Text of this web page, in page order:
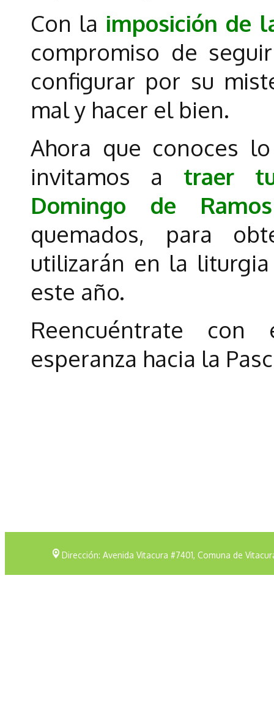
Con la imposición de
compromiso de
configurar por su
mal y hacer el bien.
Ahora que conoces
invitamos a traer
Domingo de
quemados, para
utilizarán en la
este año.
Reencuéntrate
esperanza hacia la
Dirección: Avenida Vitacura #7401, Comuna de